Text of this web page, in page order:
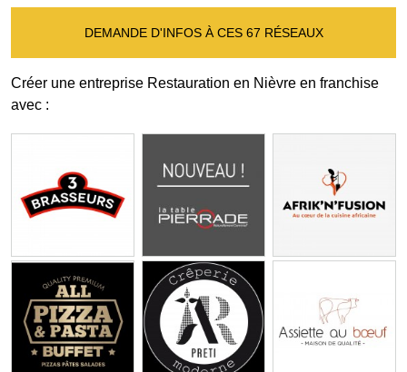
DEMANDE D'INFOS À CES 67 RÉSEAUX
Créer une entreprise Restauration en Nièvre en franchise
avec :